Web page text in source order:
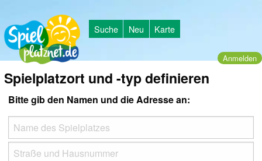
Suche Neu Karte
Anmelden
Spielplatzort und -typ definieren
Bitte gib den Namen und die Adresse an: